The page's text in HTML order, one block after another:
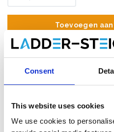
Consent
This website uses cookies
We use cookies to
Toevoegen
Opslaan